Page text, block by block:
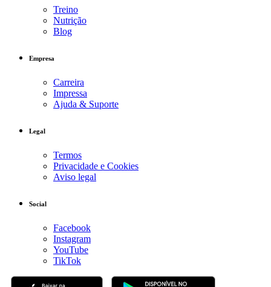
Treino
Nutrição
Blog
Empresa
Carreira
Impressa
Ajuda & Suporte
Legal
Termos
Privacidade e Cookies
Aviso legal
Social
Facebook
Instagram
YouTube
TikTok